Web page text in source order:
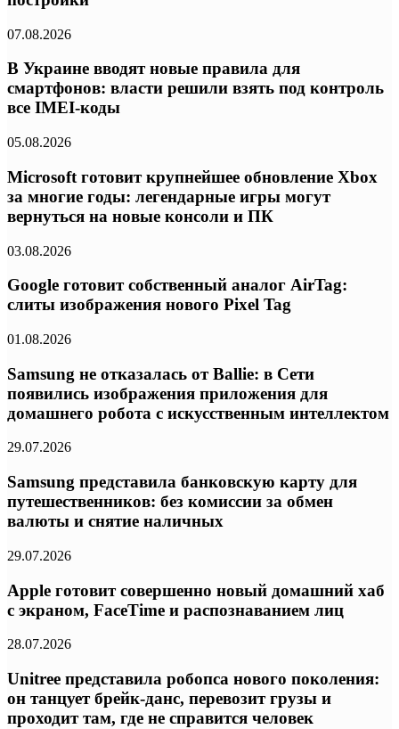
07.08.2026
В Украине вводят новые правила для
смартфонов: власти решили взять под контроль
все IMEI-коды
05.08.2026
Microsoft готовит крупнейшее обновление Xbox
за многие годы: легендарные игры могут
вернуться на новые консоли и ПК
03.08.2026
Google готовит собственный аналог AirTag:
слиты изображения нового Pixel Tag
01.08.2026
Samsung не отказалась от Ballie: в Сети
появились изображения приложения для
домашнего робота с искусственным интеллектом
29.07.2026
Samsung представила банковскую карту для
путешественников: без комиссии за обмен
валюты и снятие наличных
29.07.2026
Apple готовит совершенно новый домашний хаб
с экраном, FaceTime и распознаванием лиц
28.07.2026
Unitree представила робопса нового поколения:
он танцует брейк-данс, перевозит грузы и
проходит там, где не справится человек